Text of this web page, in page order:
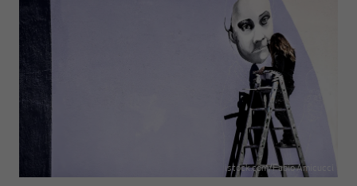
istock.com/Fabio Amicucci